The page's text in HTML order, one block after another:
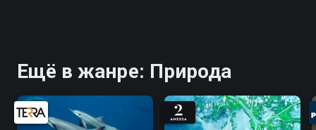
Ещё в жанре: Природа